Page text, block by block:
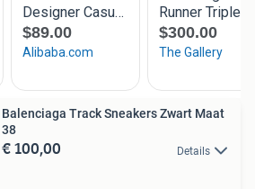
Balenciaga Track Sneakers Zwart Maat
38
€ 100,00 Details